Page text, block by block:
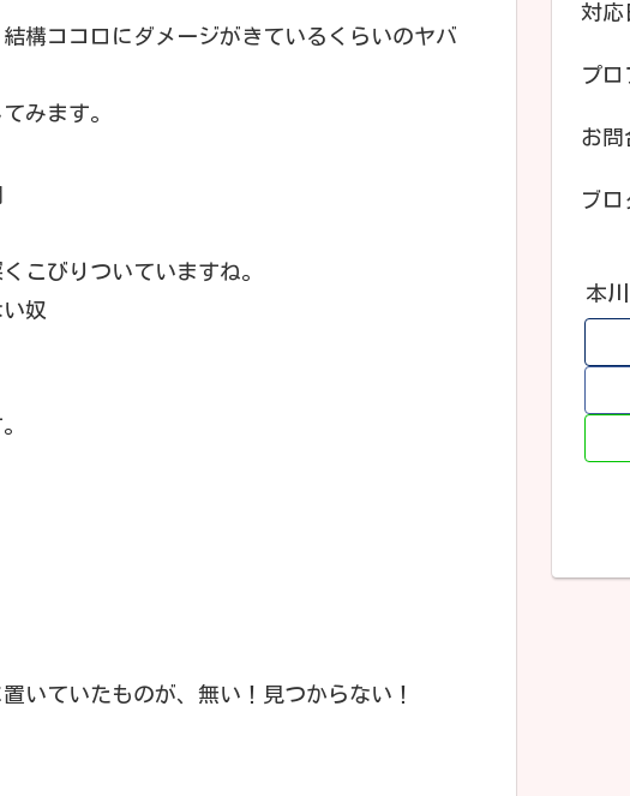
構ココロにダメージがきているくらいのヤバ
みます。
こびりついていますね。
奴
いていたものが、無い！見つからない！
対応
プロ
お問
ブロ
本